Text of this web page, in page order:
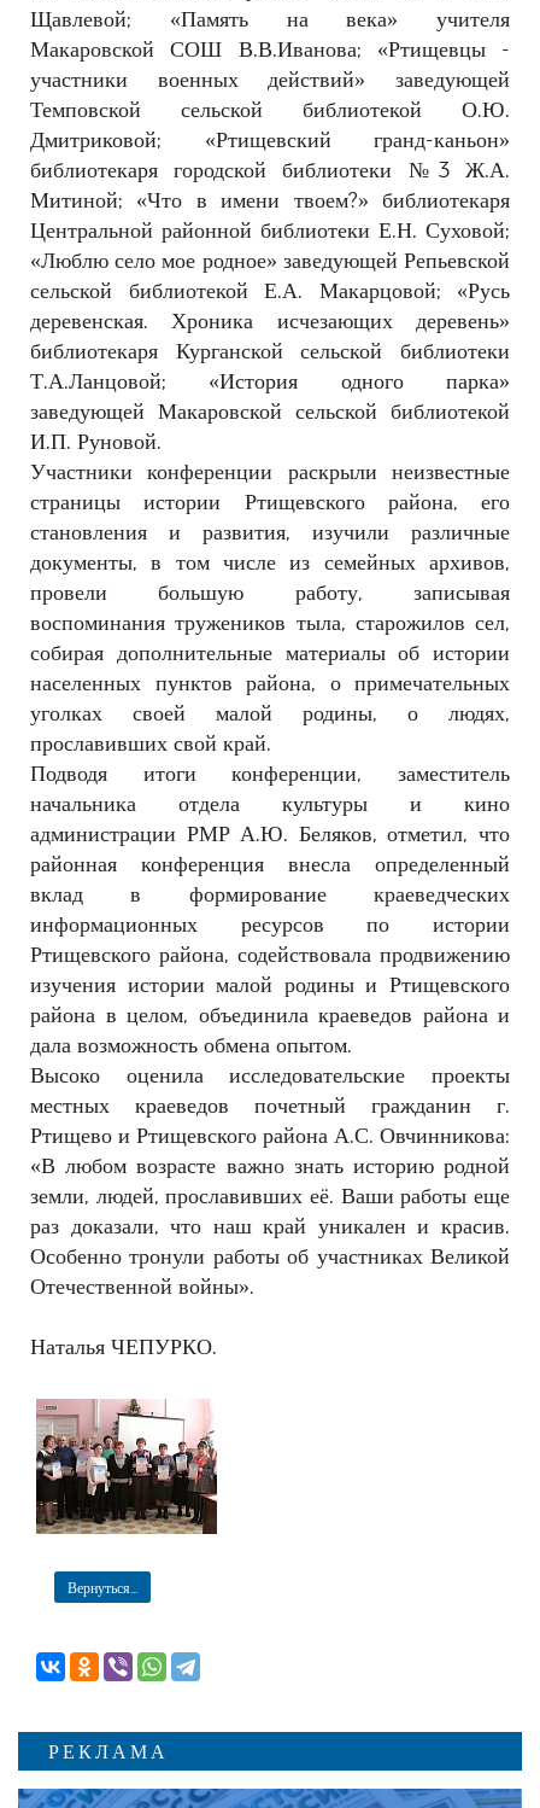
Щавлевой; «Память на века» учителя
Макаровской СОШ В.В.Иванова; «Ртищевцы -
участники военных действий» заведующей
Темповской сельской библиотекой О.Ю.
Дмитриковой; «Ртищевский гранд-каньон»
библиотекаря городской библиотеки №3 Ж.А.
Митиной; «Что в имени твоем?» библиотекаря
Центральной районной библиотеки Е.Н. Суховой;
«Люблю село мое родное» заведующей Репьевской
сельской библиотекой Е.А. Макарцовой; «Русь
деревенская. Хроника исчезающих деревень»
библиотекаря Курганской сельской библиотеки
Т.А.Ланцовой; «История одного парка»
заведующей Макаровской сельской библиотекой
И.П. Руновой.
Участники конференции раскрыли неизвестные
страницы истории Ртищевского района, его
становления и развития, изучили различные
документы, в том числе из семейных архивов,
провели большую работу, записывая
воспоминания тружеников тыла, старожилов сел,
собирая дополнительные материалы об истории
населенных пунктов района, о примечательных
уголках своей малой родины, о людях,
прославивших свой край.
Подводя итоги конференции, заместитель
начальника отдела культуры и кино
администрации РМР А.Ю. Беляков, отметил, что
районная конференция внесла определенный
вклад в формирование краеведческих
информационных ресурсов по истории
Ртищевского района, содействовала продвижению
изучения истории малой родины и Ртищевского
района в целом, объединила краеведов района и
дала возможность обмена опытом.
Высоко оценила исследовательские проекты
местных краеведов почетный гражданин г.
Ртищево и Ртищевского района А.С. Овчинникова:
«В любом возрасте важно знать историю родной
земли, людей, прославивших её. Ваши работы еще
раз доказали, что наш край уникален и красив.
Особенно тронули работы об участниках Великой
Отечественной войны».
Наталья ЧЕПУРКО.
Вернуться...
РЕКЛАМА